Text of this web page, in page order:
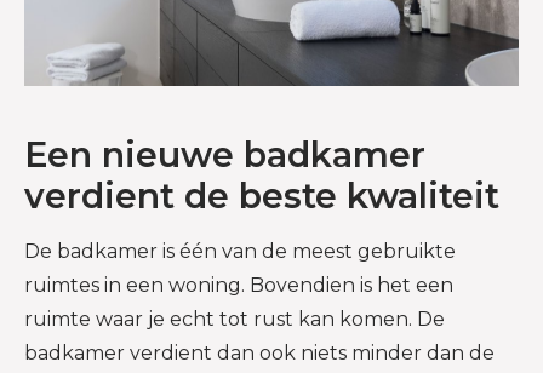
Een nieuwe badkamer
verdient de beste kwaliteit
De badkamer is één van de meest gebruikte
ruimtes in een woning. Bovendien is het een
ruimte waar je echt tot rust kan komen. De
badkamer verdient dan ook niets minder dan de